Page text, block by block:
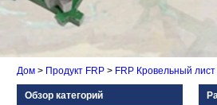
Дом> Продукт FRP> FRP Кровельный лист
Обзор категорий